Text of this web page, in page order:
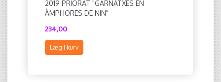
2019 PRIORAT "GARNATXES EN
ÀMPHORES DE NIN"
234,00
Læg i kurv
2020
Læg i